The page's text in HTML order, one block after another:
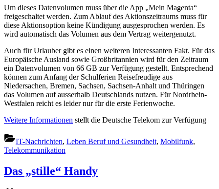
Um dieses Datenvolumen muss über die App „Mein Magenta“
freigeschaltet werden. Zum Ablauf des Aktionszeitraums muss für
diese Aktionsoption keine Kündigung ausgesprochen werden. Es
wird automatisch das Volumen aus dem Vertrag weitergenutzt.
Auch für Urlauber gibt es einen weiteren Interessanten Fakt. Für das
Europäische Ausland sowie Großbritannien wird für den Zeitraum
ein Datenvolumen von 66 GB zur Verfügung gestellt. Entsprechend
können zum Anfang der Schulferien Reisefreudige aus
Niedersachen, Bremen, Sachsen, Sachsen-Anhalt und Thüringen
das Volumen auf ausserhalb Deutschlands nutzen. Für Nordrhein-
Westfalen reicht es leider nur für die erste Ferienwoche.
Weitere Informationen stellt die Deutsche Telekom zur Verfügung
IT-Nachrichten, Leben Beruf und Gesundheit, Mobilfunk,
Telekommunikation
Das „stille“ Handy